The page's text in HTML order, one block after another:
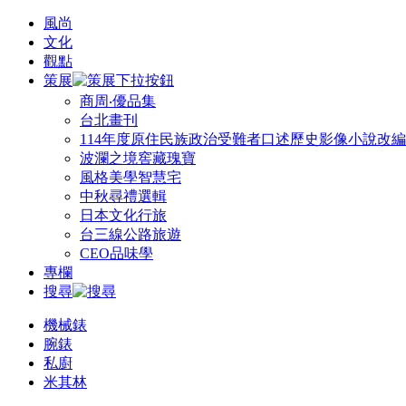
風尚
文化
觀點
策展
商周‧優品集
台北畫刊
114年度原住民族政治受難者口述歷史影像小說改
波瀾之境窖藏瑰寶
風格美學智慧宅
中秋尋禮選輯
日本文化行旅
台三線公路旅遊
CEO品味學
專欄
搜尋
機械錶
腕錶
私廚
米其林